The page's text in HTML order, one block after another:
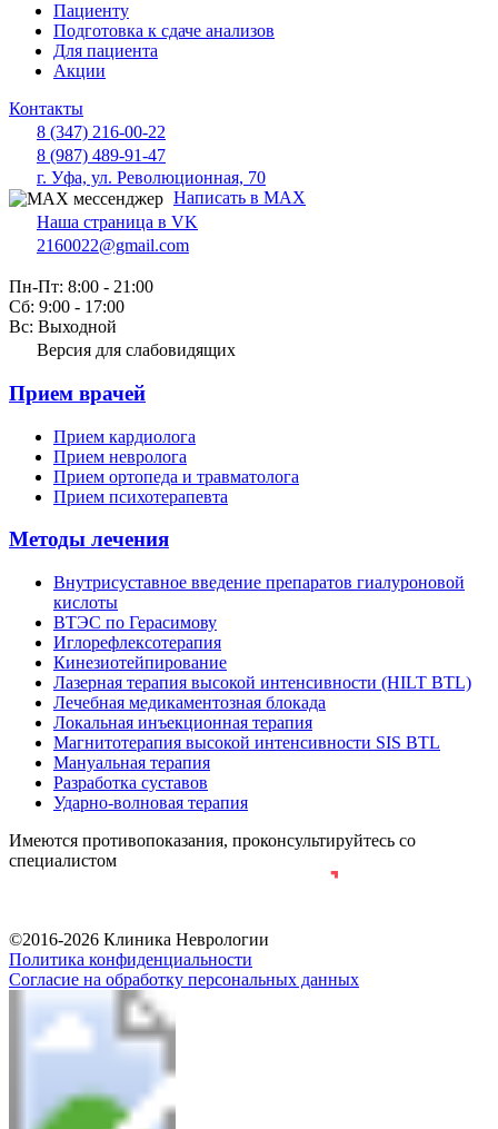
Пациенту
Подготовка к сдаче анализов
Для пациента
Акции
Контакты
8 (347) 216-00-22
8 (987) 489-91-47
г. Уфа, ул. Революционная, 70
Написать в MAX
Наша страница в VK
2160022@gmail.com
Пн-Пт: 8:00 - 21:00
Сб: 9:00 - 17:00
Вс: Выходной
Версия для слабовидящих
Прием врачей
Прием кардиолога
Прием невролога
Прием ортопеда и травматолога
Прием психотерапевта
Методы лечения
Внутрисуставное введение препаратов гиалуроновой
кислоты
ВТЭС по Герасимову
Иглорефлексотерапия
Кинезиотейпирование
Лазерная терапия высокой интенсивности (HILT BTL)
Лечебная медикаментозная блокада
Локальная инъекционная терапия
Магнитотерапия высокой интенсивности SIS BTL
Мануальная терапия
Разработка суставов
Ударно-волновая терапия
Имеются противопоказания, проконсультируйтесь со
специалистом
©2016-2026 Клиника Неврологии
Политика конфиденциальности
Согласие на обработку персональных данных